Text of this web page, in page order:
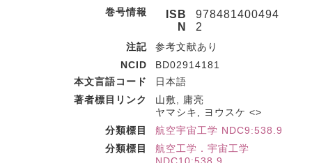
巻号情報
ISB
N
978481400494
2
注記
参考文献あり
NCID
BD02914181
本文言語コード
日本語
著者標目リンク
山敷, 庸亮
ヤマシキ, ヨウスケ <>
分類標目
航空宇宙工学 NDC9:538.9
分類標目
航空工学．宇宙工学